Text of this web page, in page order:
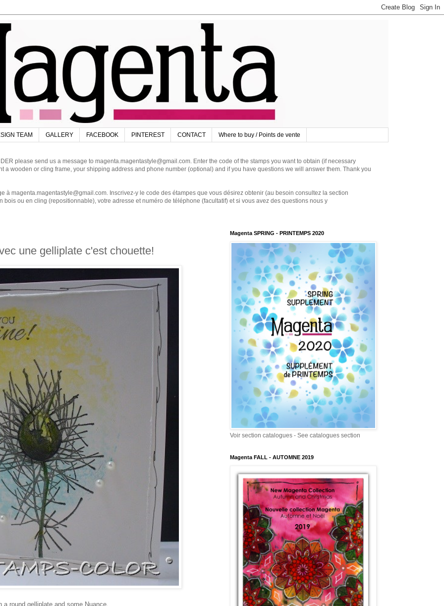
TEAM GALLERY FACEBOOK PINTEREST CONTACT Where to buy / Points de vente
please send us a message to magenta.magentastyle@gmail.com. Enter the code of the stamps you want to obtain (if necessary
a wooden or cling frame, your shipping address and phone number (optional) and if you have questions we will answer them. Thank you
à magenta.magentastyle@gmail.com. Inscrivez-y le code des étampes que vous désirez obtenir (au besoin consultez la section
ou en cling (repositionnable), votre adresse et numéro de téléphone (facultatif) et si vous avez des questions nous y
une gelliplate c'est chouette!
a round gelliplate and some Nuance.
Magenta SPRING - PRINTEMPS 2020
Voir section catalogues - See catalogues section
Magenta FALL - AUTOMNE 2019